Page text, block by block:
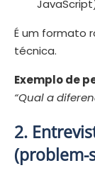
É um formato
técnica.
Exemplo de
“Qual a
2.
(problem-